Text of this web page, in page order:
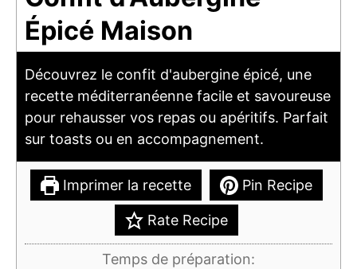
Épicé Maison
Découvrez le confit d'aubergine épicé, une
recette méditerranéenne facile et savoureuse
pour rehausser vos repas ou apéritifs. Parfait
sur toasts ou en accompagnement.
Imprimer la recette Pin Recipe
Rate Recipe
Temps de préparation: